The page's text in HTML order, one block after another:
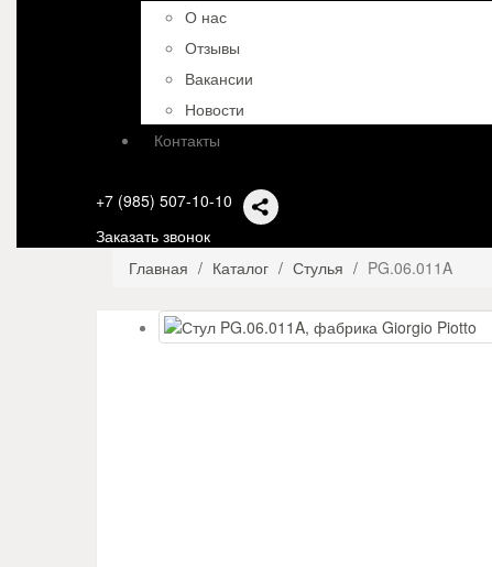
О нас
Отзывы
Вакансии
Новости
Контакты
+7 (985) 507-10-10
Заказать звонок
Главная
Каталог Стулья PG.06.011A